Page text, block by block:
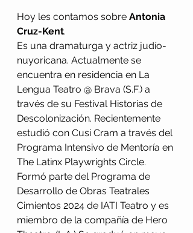
Hoy les contamos sobre Antonia
Cruz-Kent.
Es una dramaturga y actriz judío-
nuyoricana. Actualmente se
encuentra en residencia en La
Lengua Teatro @ Brava (S.F.) a
través de su Festival Historias de
Descolonización. Recientemente
estudió con Cusi Cram a través del
Programa Intensivo de Mentoría en
The Latinx Playwrights Circle.
Formó parte del Programa de
Desarrollo de Obras Teatrales
Cimientos 2024 de IATI Teatro y es
miembro de la compañía de Hero